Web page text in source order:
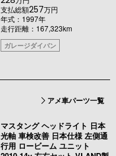
支払総額257万円
年式：1997年
走行距離：167,323km
ガレージダイバン
アメ車パーツ一覧
マスタング ヘッドライト 日本
光軸 車検改善 日本仕様 左側通
行用 ロービーム ユニット